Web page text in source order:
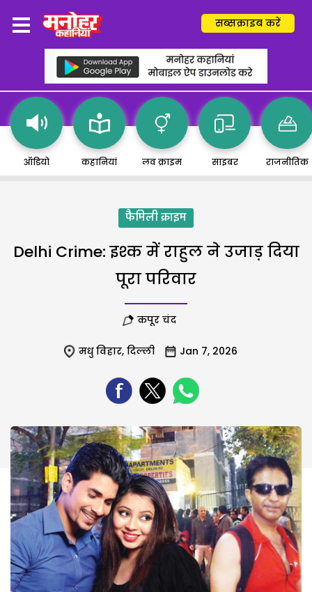
सब्सक्राइब करें
ऑडियो कहानियां लव क्राइम साइबर राजनीतिक
फैमिली क्राइम
Delhi Crime: इश्क में राहुल ने उजाड़ दिया
पूरा परिवार
कपूर चंद
मधु विहार, दिल्ली Jan 7, 2026